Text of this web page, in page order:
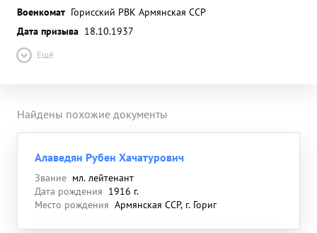
Военкомат Горисский РВК Армянская ССР
Дата призыва 18.10.1937
Ещё
Найдены похожие документы
Алаведян Рубен Хачатурович
Звание мл. лейтенант
Дата рождения 1916 г.
Место рождения Армянская ССР, г. Гориг